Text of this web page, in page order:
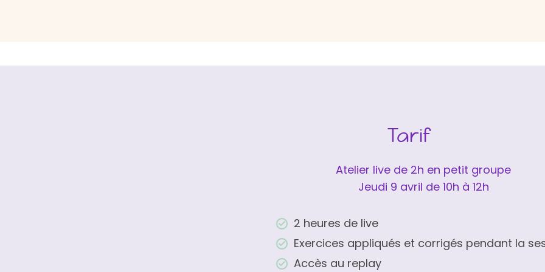
Tarif
Atelier live de 2h en petit groupe
Jeudi 9 avril de 10h à 12h
2 heures de live
Exercices appliqués et corrigés pendant la
Accès au replay